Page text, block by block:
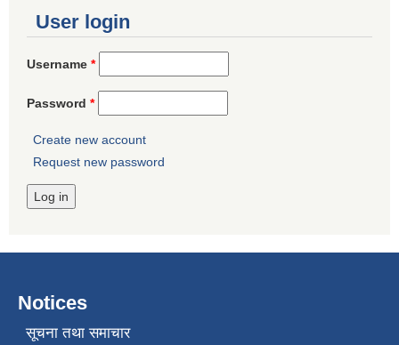
User login
Username *
Password *
Create new account
Request new password
Notices
सूचना तथा समाचार